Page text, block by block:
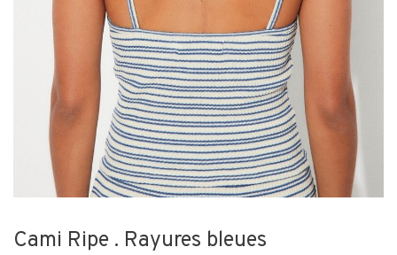
Cami Ripe . Rayures bleues